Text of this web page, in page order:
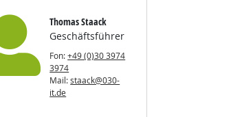
Thomas Staack
Geschäftsführer
Fon:+49 (0)30 3974
3974
Mail:staack@030-
it.de